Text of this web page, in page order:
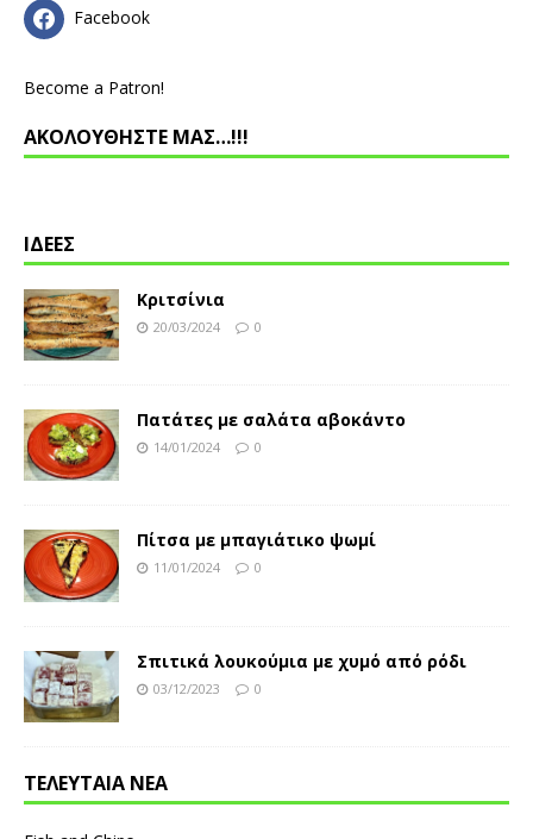
Facebook
Become a Patron!
ΑΚΟΛΟΥΘΗΣΤΕ ΜΑΣ…!!!
ΙΔΕΕΣ
Κριτσίνια
20/03/2024 0
Πατάτες με σαλάτα αβοκάντο
14/01/2024 0
Πίτσα με μπαγιάτικο ψωμί
11/01/2024 0
Σπιτικά λουκούμια με χυμό από ρόδι
03/12/2023 0
ΤΕΛΕΥΤΑΙΑ ΝΕΑ